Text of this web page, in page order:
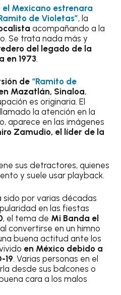
el Mexicano estrenara
de Violetas”, la
acompañando a la
Se trata nada más y
del legado de la
en 1973.
de “Ramito de
Mazatlán, Sinaloa,
es originaria. El
la atención en la
aparece en las imágenes
Zamudio, el líder de la
sus detractores, quienes
y suele usar playback.
sido por varias décadas
en las fiestas
, el tema de Mi Banda el
convertirse en un himno
buena actitud ante los
en México debido a
19. Varias personas en el
desde sus balcones o
cara a los malos